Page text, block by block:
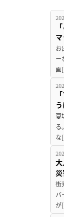
お
ー
夏
る
街
バ